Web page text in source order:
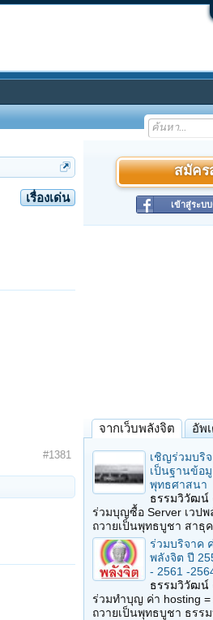
เรื่องเด่น
#1381
สมัคร
เข้าสู่ระบ
จากเว็บพลังจิต อัพ
เชิญร่วมบริ
เป็นฐานข้อมู
พุทธศาสนา
ธรรมวิวัฒน์
ร่วมบุญซื้อ Server เวปพ
ถวายเป็นพุทธบูชา สาธุ
ร่วมบริจาค
พลังจิต ปี
- 2561 -
ธรรมวิวัฒน์
ร่วมทำบุญ ค่า hosting
ถวายเป็นพุทธบูชา ธรร